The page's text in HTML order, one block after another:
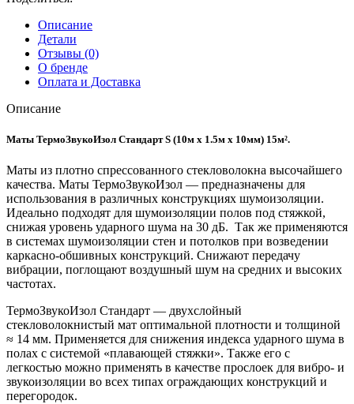
Описание
Детали
Отзывы (0)
О бренде
Оплата и Доставка
Описание
Маты ТермоЗвукоИзол Стандарт S (10м х 1.5м х 10мм) 15м².
Маты из плотно спрессованного стекловолокна высочайшего
качества. Маты ТермоЗвукоИзол — предназначены для
использования в различных конструкциях шумоизоляции.
Идеально подходят для шумоизоляции полов под стяжкой,
снижая уровень ударного шума на 30 дБ. Так же применяются
в системах шумоизоляции стен и потолков при возведении
каркасно-обшивных конструкций. Снижают передачу
вибрации, поглощают воздушный шум на средних и высоких
частотах.
ТермоЗвукоИзол Стандарт — двухслойный
стекловолокнистый мат оптимальной плотности и толщиной
≈ 14 мм. Применяется для снижения индекса ударного шума в
полах с системой «плавающей стяжки». Также его с
легкостью можно применять в качестве прослоек для вибро- и
звукоизоляции во всех типах ограждающих конструкций и
перегородок.